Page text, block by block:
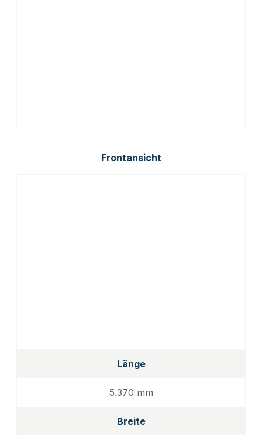
Frontansicht
Länge
5.370 mm
Breite